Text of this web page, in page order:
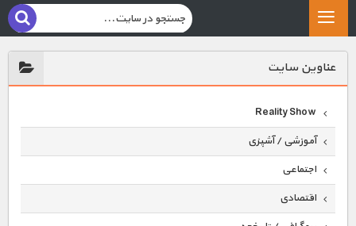
عناوين سايت
Reality Show
آموزشی / آشپزی
اجتماعی
اقتصادی